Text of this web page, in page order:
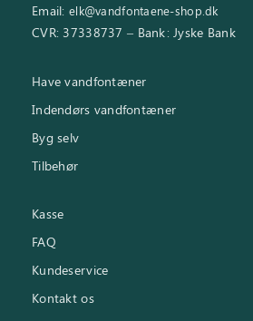
Email: elk@vandfontaene-shop.dk
CVR: 37338737 – Bank: Jyske Bank
Have vandfontæner
Indendørs vandfontæner
Byg selv
Tilbehør
Kasse
FAQ
Kundeservice
Kontakt os